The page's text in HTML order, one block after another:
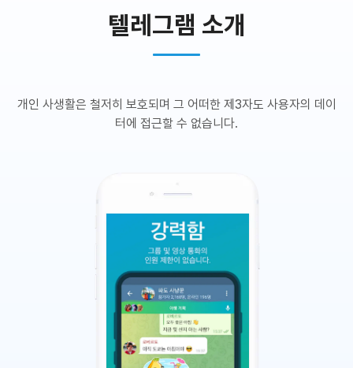
텔레그램 소개
개인 사생활은 철저히 보호되며 그 어떠한 제3자도 사용자의 데이
터에 접근할 수 없습니다.